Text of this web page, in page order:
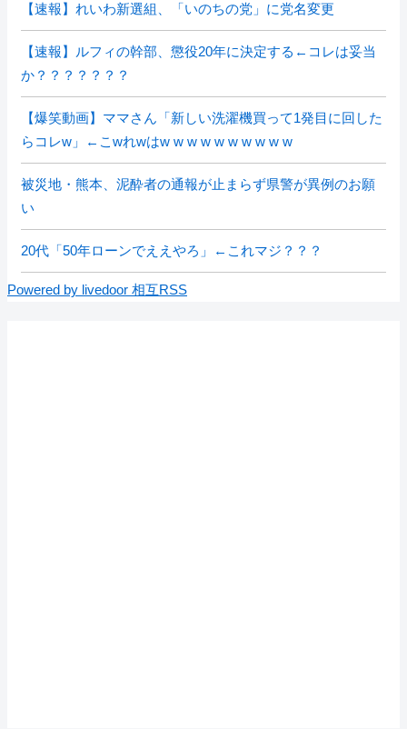
【速報】れいわ新選組、「いのちの党」に党名変更
【速報】ルフィの幹部、懲役20年に決定する←コレは妥当
か？？？？？？？
【爆笑動画】ママさん「新しい洗濯機買って1発目に回した
らコレw」←こwれwはw w w w w w w w w w
被災地・熊本、泥酔者の通報が止まらず県警が異例のお願
い
20代「50年ローンでええやろ」←これマジ？？？
Powered by livedoor 相互RSS